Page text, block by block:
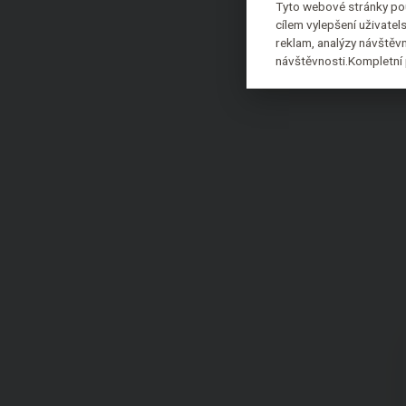
Tyto webové stránky
cílem vylepšení
reklam, analýzy
návštěvnosti.Kompletní